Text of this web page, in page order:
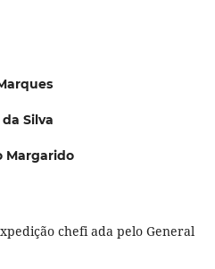
Silva
Margarido
chefi ada pelo General